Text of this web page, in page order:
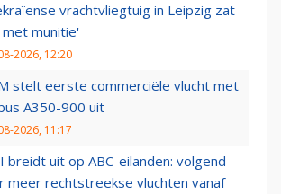
vrachtvliegtuig in Leipzig zat
munitie'
2026, 12:20
stelt eerste commerciële vlucht met
A350-900 uit
2026, 11:17
breidt uit op ABC-eilanden: volgend
meer rechtstreekse vluchten vanaf